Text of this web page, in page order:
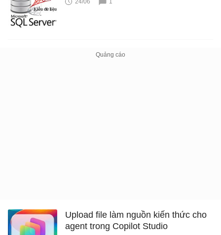
24/06 1
Upload file làm nguồn kiến ​​thức cho
agent trong Copilot Studio